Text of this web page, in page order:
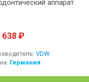
аппарат
638₽
VDW
Германия